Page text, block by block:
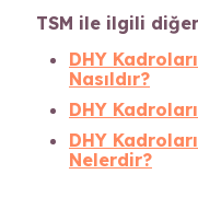
TSM ile ilgili diğer
DHY
Nasıldır?
DHY
DHY
Nelerdir?